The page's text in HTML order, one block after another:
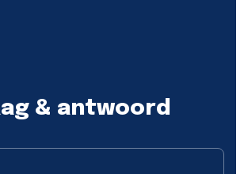
& antwoord